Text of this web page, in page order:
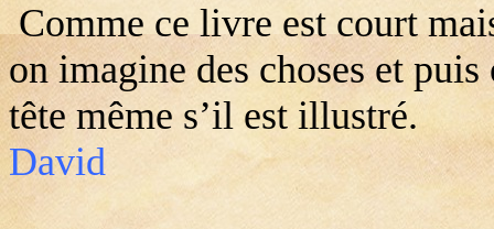
Comme ce livre est court
on imagine des choses et
tête même s’il est illustré.
David